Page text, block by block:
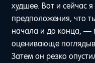
худшее. Вот и сейчас я
предположения, что
начала и до конца, —
оценивающе
Затем он резко